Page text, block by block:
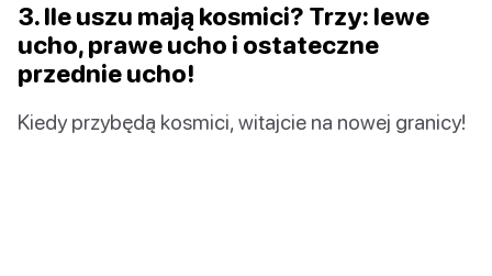
3. Ile uszu mają kosmici? Trzy: lewe
ucho, prawe ucho i ostateczne
przednie ucho!
Kiedy przybędą kosmici, witajcie na nowej granicy!